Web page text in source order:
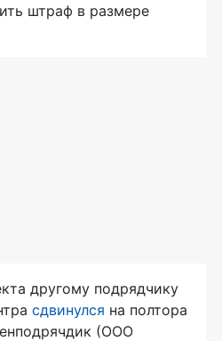
штраф в размере
другому подрядчику
сдвинулся на полтора
(ООО